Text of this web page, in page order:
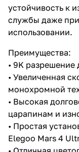
устойчивость к
службы даже
использовании.
Преимущества:
• 9K разрешение
• Увеличенная
монохромной
• Высокая
царапинам и
• Простая
Elegoo Mars 4